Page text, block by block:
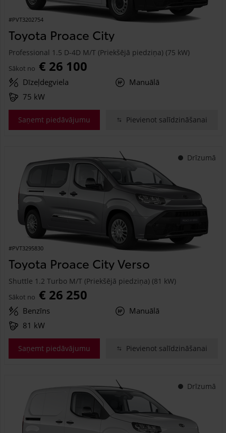
#PVT3202754
Toyota Proace City
Professional 1.5 D-4D M/T (Priekšējā piedziņa) (75 kW)
Sākot no € 26 100
Dīzeļdegviela
Manuālā
75 kW
Saņemt piedāvājumu Pievienot salīdzināšanai
Drīzumā
#PVT3295830
Toyota Proace City Verso
Shuttle 1.2 Turbo M/T (Priekšējā piedziņa) (81 kW)
Sākot no € 26 250
Benzīns
Manuālā
81 kW
Saņemt piedāvājumu Pievienot salīdzināšanai
Drīzumā